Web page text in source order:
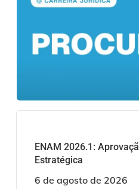
ENAM 2026.1:
Estratégica
6 de agosto de 2026